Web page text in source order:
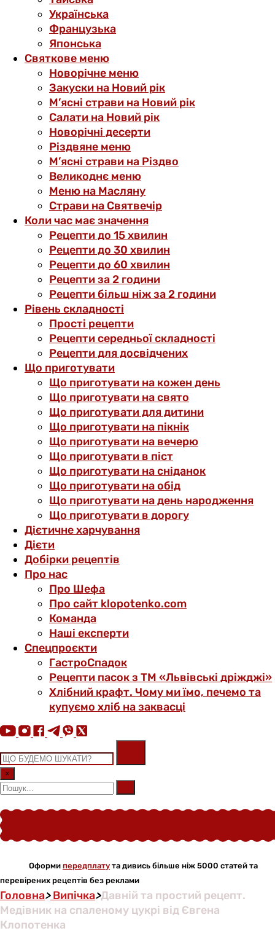
Українська
Французька
Японська
Святкове меню
Новорічне меню
Закуски на Новий рік
М’ясні страви на Новий рік
Салати на Новий рік
Новорічні десерти
Різдвяне меню
М’ясні страви на Різдво
Великоднє меню
Меню на Масляну
Страви на Святвечір
Коли час має значення
Рецепти до 15 хвилин
Рецепти до 30 хвилин
Рецепти до 60 хвилин
Рецепти за 2 години
Рецепти більш ніж за 2 години
Рівень складності
Прості рецепти
Рецепти середньої складності
Рецепти для досвідчених
Що приготувати
Що приготувати на кожен день
Що приготувати на свято
Що приготувати для дитини
Що приготувати на пікнік
Що приготувати на вечерю
Що приготувати в піст
Що приготувати на сніданок
Що приготувати на обід
Що приготувати на день народження
Що приготувати в дорогу
Дієтичне харчування
Дієти
Добірки рецептів
Про нас
Про Шефа
Про сайт klopotenko.com
Команда
Наші експерти
Спецпроєкти
ГастроСпадок
Рецепти пасок з ТМ «Львівські дріжджі»
Хлібний крафт. Чому ми їмо, печемо та
купуємо хліб на заквасці
×
Оформи передплату та дивись більше ніж 5000 статей та
перевірених рецептів без реклами
Головна>Випічка>Давній та простий рецепт.
Медівник на спаленому цукрі від Євгена
Клопотенка